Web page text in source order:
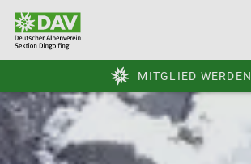
MITGLIED WERDEN